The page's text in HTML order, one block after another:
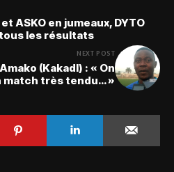
et ASKO en jumeaux, DYTO
les résultats
NEXT POST
(Kakadl) : « On
match très tendu… »